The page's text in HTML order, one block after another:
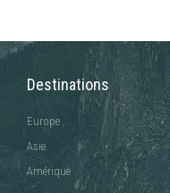
Destinations
Europe
Asie
Amérique